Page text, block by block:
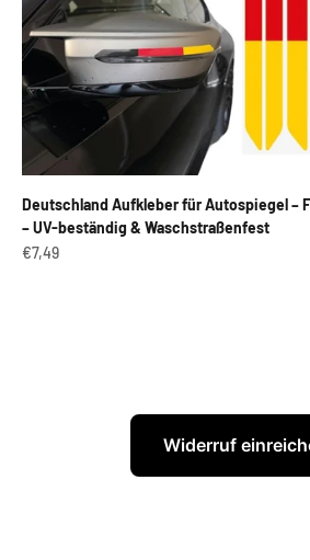
Deutschland Aufkleber für Autospiegel –
– UV-beständig & Waschstraßenfest
Angebot
€7,49
Widerruf